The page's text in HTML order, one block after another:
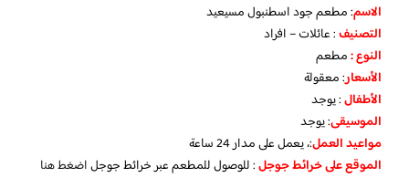
الاسم: مطعم جود اسطنبول مسيعيد
التصنيف: عائلات – افراد
النوع :مطعم
الأسعار:معقولة
الأطفال:يوجد
الموسيقى:يوجد
مواعيد العمل:، يعمل على مدار 24 ساعة
الموقع على خرائط جوجل: للوصول للمطعم عبر خرائط جوجلاضغط هنا